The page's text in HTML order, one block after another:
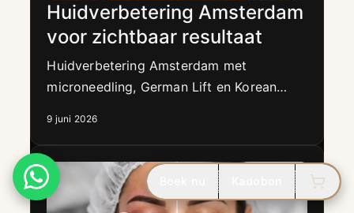
Huidverbetering Amsterdam
voor zichtbaar resultaat
Huidverbetering Amsterdam met
microneedling, German Lift en Korean
stralende huid.
9 juni 2026